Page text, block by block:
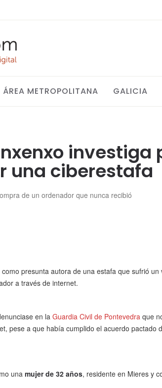
ÁREA METROPOLITANA GALICIA
una ciberestafa
de un ordenador que nunca recibió
presunta autora de una estafa que sufrió un
a través de internet.
en la Guardia Civil de Pontevedra que
pese a que había cumplido el acuerdo pactado
una mujer de 32 años, residente en Mieres y